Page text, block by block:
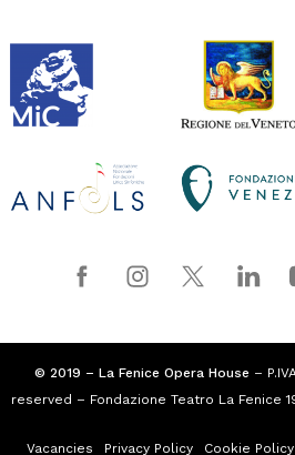
© 2019 – La Fenice Opera House –
reserved – Fondazione Teatro La Fenice
Vacancies Privacy Policy Cookie Policy